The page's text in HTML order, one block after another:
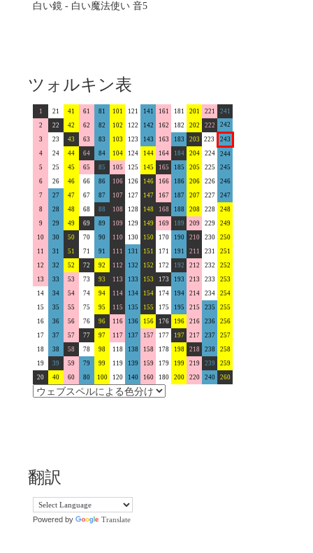
白い鏡 - 白い魔法使い 音5
ツォルキン表
1 21 41 61 81 101 121 141 161 181 201 221
241
2
22 42 62 82 102 122 142 162 182 202 222 242
3 23 43 63 83 103 123 143 163 183 203 223
243
4
24 44 64 84 104 124 144 164 184 204 224
244
5
25 45 65 85 105 125 145 165 185 205 225
245
6
26 46 66 86 106 126 146 166 186 206 226
246
7
27 47 67 87 107 127 147 167 187 207 227
247
8
28 48 68 88 108 128 148 168 188 208 228
248
9
29 49 69 89 109 129 149 169 189 209 229
249
10
30 50 70 90 110 130 150 170 190 210 230
250
11
31 51 71 91 111 131 151 171 191 211 231
251
12
32 52 72 92 112 132 152 172 192 212 232
252
13
33 53 73 93 113 133 153 173 193 213 233
253
14
34 54 74 94 114 134 154 174 194 214 234
254
15
35 55 75 95 115 135 155 175 195 215 235
255
16
36 56 76 96 116 136 156 176 196 216 236
256
17
37 57 77 97 117 137 157 177 197 217 237
257
18
38 58 78 98 118 138 158 178 198 218 238
258
19
39 59 79 99 119 139 159 179 199 219 239
259
20
40 60 80 100 120 140 160 180 200 220 240 260
翻訳
Powered by Translate